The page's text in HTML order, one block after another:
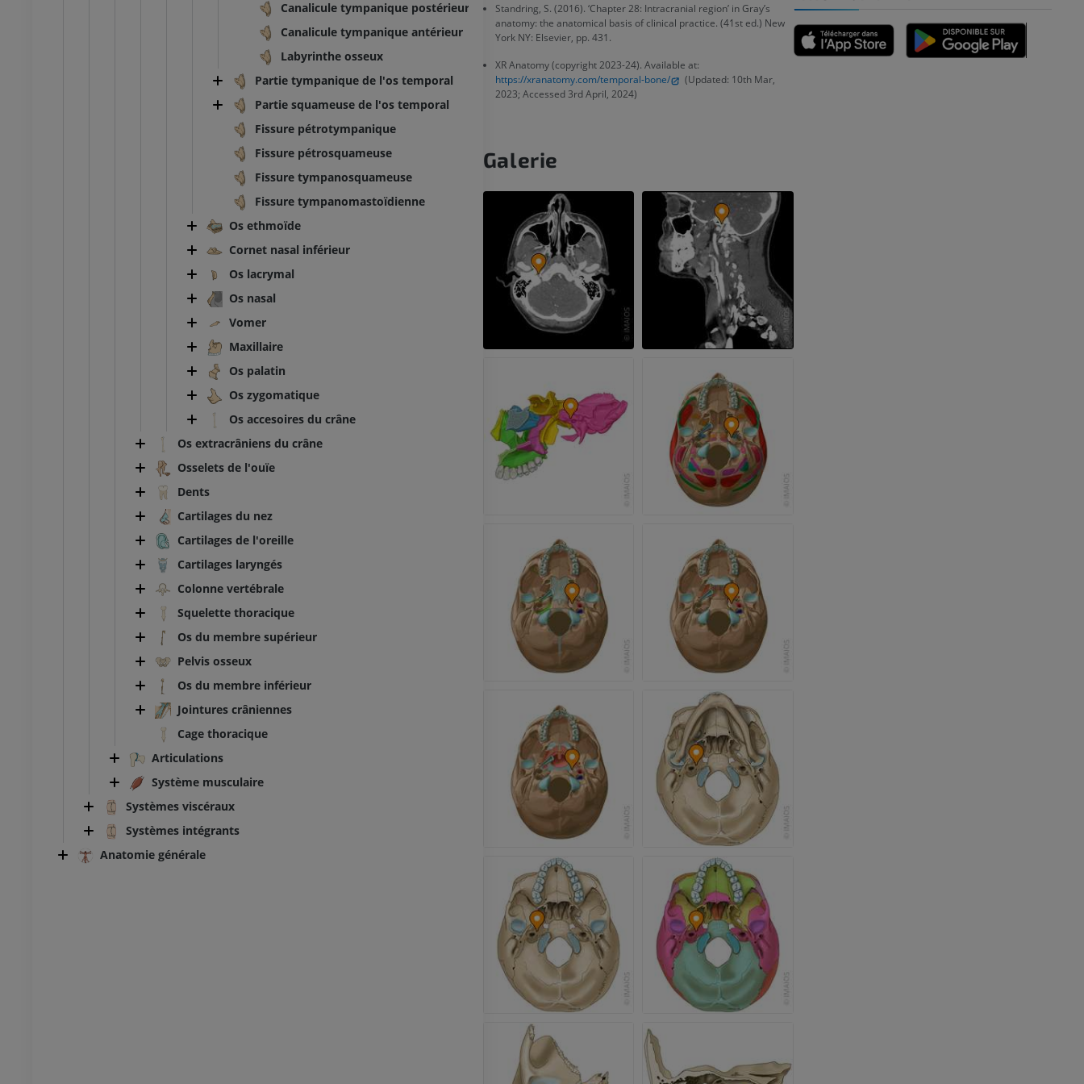
Canalicule tympanique postérieur
Canalicule tympanique antérieur
Labyrinthe osseux
Partie tympanique de l'os temporal
Partie squameuse de l'os temporal
Fissure pétrotympanique
Fissure pétrosquameuse
Fissure tympanosquameuse
Fissure tympanomastoïdienne
Os ethmoïde
Cornet nasal inférieur
Os lacrymal
Os nasal
Vomer
Maxillaire
Os palatin
Os zygomatique
Os accesoires du crâne
Os extracrâniens du crâne
Osselets de l'ouïe
Dents
Cartilages du nez
Cartilages de l'oreille
Cartilages laryngés
Colonne vertébrale
Squelette thoracique
Os du membre supérieur
Pelvis osseux
Os du membre inférieur
Jointures crâniennes
Cage thoracique
Articulations
Système musculaire
Systèmes viscéraux
Systèmes intégrants
Anatomie générale
Standring, S. (2016). ‘Chapter 28: Intracranial region’ in Gray’s
anatomy: the anatomical basis of clinical practice. (41st ed.) New
York NY: Elsevier, pp. 431.
XR Anatomy (copyright 2023-24). Available at:
https://xranatomy.com/temporal-bone/
(Updated: 10th Mar,
2023; Accessed 3rd April, 2024)
Galerie
Visible human project
Photographies
PREMIUM
Angioscanner des membres
inférieurs
Artériographie des membres
inférieurs
Angiographie
GRATUIT